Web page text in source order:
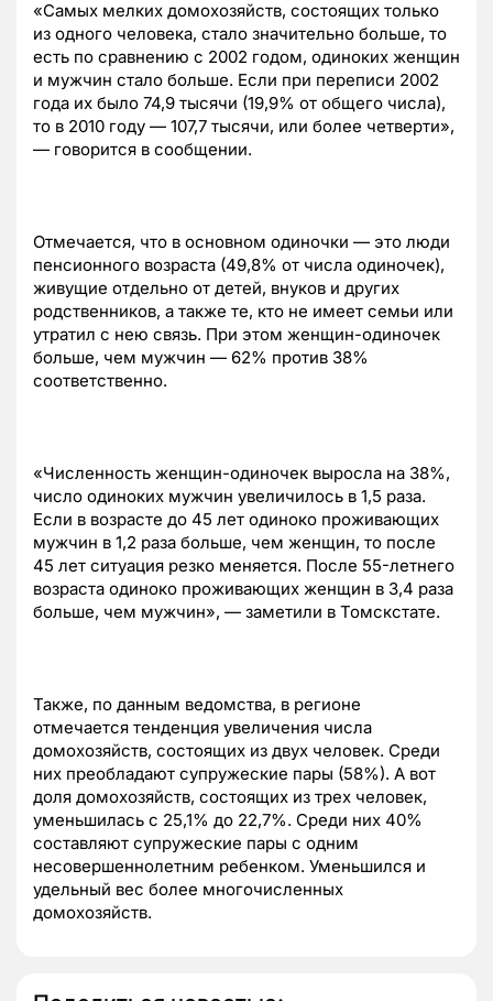
«Самых мелких домохозяйств, состоящих только
из одного человека, стало значительно больше, то
есть по сравнению с 2002 годом, одиноких женщин
и мужчин стало больше. Если при переписи 2002
года их было 74,9 тысячи (19,9% от общего числа),
то в 2010 году — 107,7 тысячи, или более четверти»,
— говорится в сообщении.
Отмечается, что в основном одиночки — это люди
пенсионного возраста (49,8% от числа одиночек),
живущие отдельно от детей, внуков и других
родственников, а также те, кто не имеет семьи или
утратил с нею связь. При этом женщин-одиночек
больше, чем мужчин — 62% против 38%
соответственно.
«Численность женщин-одиночек выросла на 38%,
число одиноких мужчин увеличилось в 1,5 раза.
Если в возрасте до 45 лет одиноко проживающих
мужчин в 1,2 раза больше, чем женщин, то после
45 лет ситуация резко меняется. После 55-летнего
возраста одиноко проживающих женщин в 3,4 раза
больше, чем мужчин», — заметили в Томскстате.
Также, по данным ведомства, в регионе
отмечается тенденция увеличения числа
домохозяйств, состоящих из двух человек. Среди
них преобладают супружеские пары (58%). А вот
доля домохозяйств, состоящих из трех человек,
уменьшилась с 25,1% до 22,7%. Среди них 40%
составляют супружеские пары с одним
несовершеннолетним ребенком. Уменьшился и
удельный вес более многочисленных
домохозяйств.